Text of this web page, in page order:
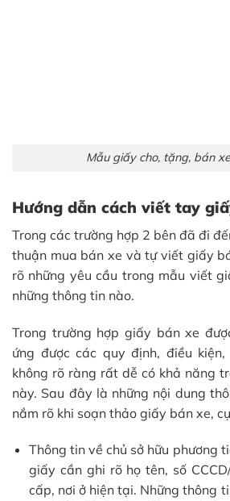
Mẫu giấy cho, tặng, bán
Hướng dẫn cách viết tay
Trong các trường hợp 2 bên đã đi
thuận mua bán xe và tự viết giấy
rõ những yêu cầu trong mẫu viết
những thông tin nào.
Trong trường hợp giấy bán xe
ứng được các quy định, điều
không rõ ràng rất dễ có khả năng
này. Sau đây là những nội dung
nắm rõ khi soạn thảo giấy bán xe,
Thông tin về chủ sở hữu phương
giấy cần ghi rõ họ tên, số
cấp, nơi ở hiện tại. Những thông